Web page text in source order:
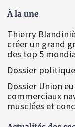
À la une
Thierry
créer un grand
des top 5
Dossier
Dossier Union
commerciaux
musclées et